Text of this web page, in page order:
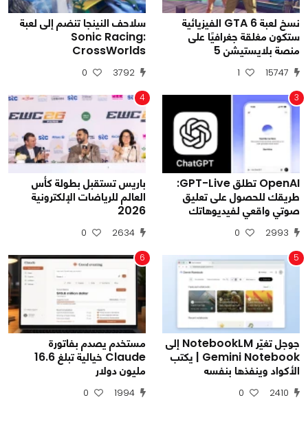
نسخ لعبة GTA 6 الفيزيائية
ستكون مغلقة جغرافيًا على
منصة بلايستيشن 5
15747
1
سلاحف النينجا تنضم إلى لعبة
Sonic Racing:
CrossWorlds
3792
0
3
OpenAI تطلق GPT-Live:
طريقك للحصول على تعليق
صوتي واقعي لفيديوهاتك
2993
0
4
باريس تستقبل بطولة كأس
العالم للرياضات الإلكترونية
2026
2634
0
5
جوجل تغيّر NotebookLM إلى
Gemini Notebook | يكتب
الأكواد وينفذها بنفسه
2410
0
6
مستخدم يصدم بفاتورة
Claude خيالية تبلغ 16.6
مليون دولار
1994
0